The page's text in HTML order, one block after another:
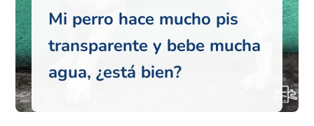
Mi perro hace mucho pis
transparente y bebe mucha
agua, ¿está bien?